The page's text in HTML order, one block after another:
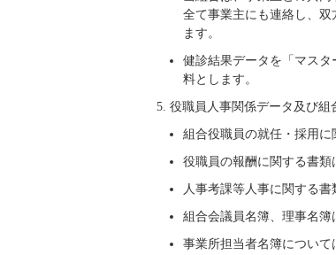
全て事業主にも連絡し、
ます。
健診結果データを「マス
料とします。
役職員人事関係データ及び
組合役職員の就任・採用に
役職員の報酬に関する書類
人事考課等人事に関する書
組合会議員名簿、理事名簿
事業所担当者名簿について